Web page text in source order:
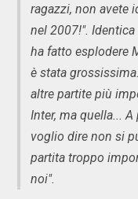
ragazzi, non avete
nel 2007!".
ha fatto esplodere
è stata
altre partite più
Inter, ma quella...
voglio dire non si
partita troppo
noi".